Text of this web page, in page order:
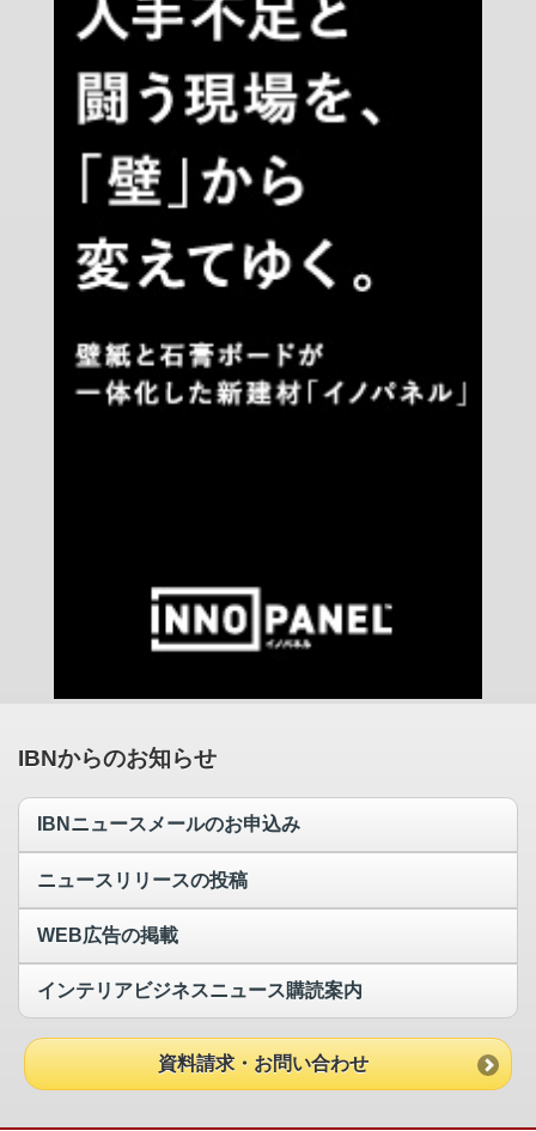
IBNからのお知らせ
IBNニュースメールのお申込み
ニュースリリースの投稿
WEB広告の掲載
インテリアビジネスニュース購読案内
資料請求・お問い合わせ